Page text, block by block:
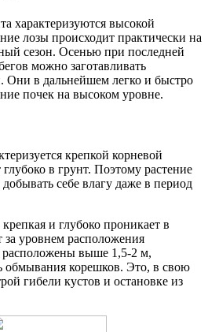
характеризуются высокой
лозы происходит практически на
сезон. Осенью при последней
можно заготавливать
Они в дальнейшем легко и быстро
почек на высоком уровне.
крепкой корневой
в грунт. Поэтому растение
себе влагу даже в период
и глубоко проникает в
за уровнем расположения
выше 1,5-2 м,
обмывания корешков. Это, в свою
гибели кустов и остановке из